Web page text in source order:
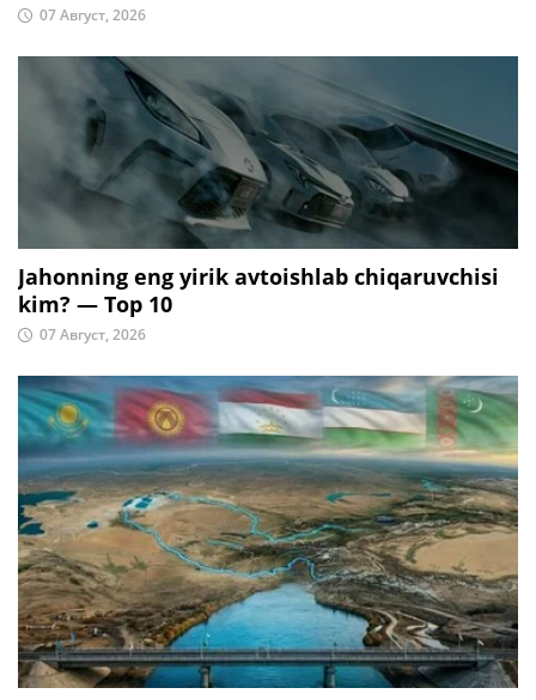
07 Август, 2026
Jahonning eng yirik avtoishlab chiqaruvchisi
kim? — Top 10
07 Август, 2026